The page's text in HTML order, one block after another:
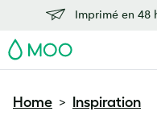
Imprimé en 48
MOO
Home > Inspiration